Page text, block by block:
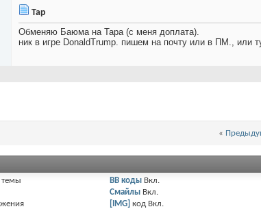
Тар
Обменяю Баюма на Тара (с меня доплата).
ник в игре DonaldTrump. пишем на почту или в ПМ., или
«
темы
BB коды Вкл.
Смайлы Вкл.
[IMG] код Вкл.